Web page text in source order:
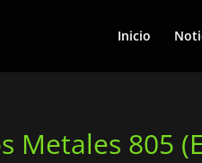
Inicio
Metales 805